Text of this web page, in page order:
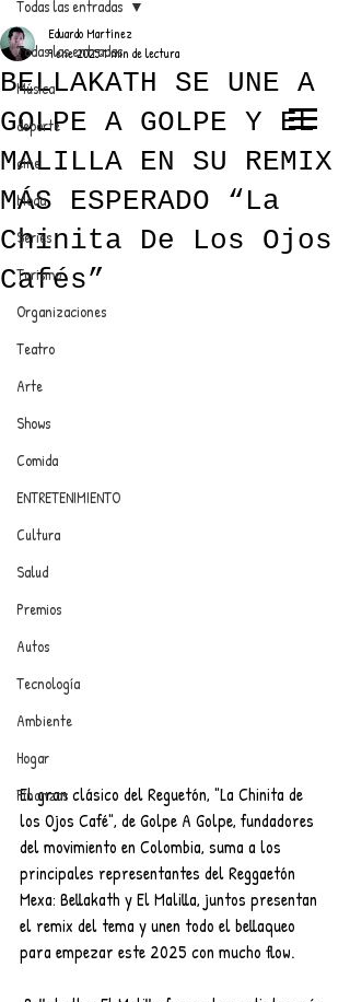
ANUNCIATE CON NOSOTROS
PARA MÁS INFORMACIÓN:
dinamicaseltrendytop@gmail.com
EL TRENDY TOP
CON EDDY MARTINEZ
Todas las entradas
Música
deporte
cine
Moda
Series
Turismo
Organizaciones
Teatro
Arte
Shows
Comida
ENTRETENIMIENTO
Cultura
Salud
Premios
Autos
Tecnología
Ambiente
Hogar
Finanzas
Todas las entradas
BELLAKATH SE UNE A
GOLPE A GOLPE Y EL
MALILLA EN SU REMIX
MÁS ESPERADO “La
Chinita De Los Ojos
Cafés”
Eduardo Martínez
9 ene 20251 min de lectura
El gran clásico del Reguetón, "La Chinita de
los Ojos Café", de Golpe A Golpe, fundadores
del movimiento en Colombia, suma a los
principales representantes del Reggaetón
Mexa: Bellakath y El Malilla, juntos presentan
el remix del tema y unen todo el bellaqueo
para empezar este 2025 con mucho flow.